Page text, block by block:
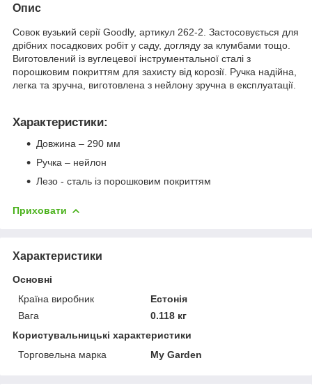
Опис
Совок вузький серії Goodly, артикул 262-2. Застосовується для
дрібних посадкових робіт у саду, догляду за клумбами тощо.
Виготовлений із вуглецевої інструментальної сталі з
порошковим покриттям для захисту від корозії. Ручка надійна,
легка та зручна, виготовлена з нейлону зручна в експлуатації.
Характеристики:
Довжина – 290 мм
Ручка – нейлон
Лезо - сталь із порошковим покриттям
Приховати
Характеристики
Основні
Країна виробник
Естонія
Вага
0.118 кг
Користувальницькі характеристики
Торговельна марка
My Garden